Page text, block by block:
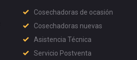
Cosechadoras de ocasión
Cosechadoras nuevas
Asistencia Técnica
Servicio Postventa